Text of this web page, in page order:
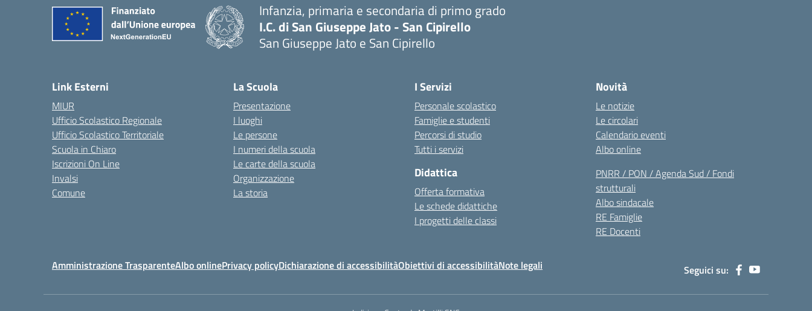
Infanzia, primaria e secondaria di primo grado
I.C. di San Giuseppe Jato - San Cipirello
San Giuseppe Jato e San Cipirello
Link Esterni
MIUR
Ufficio Scolastico Regionale
Ufficio Scolastico Territoriale
Scuola in Chiaro
Iscrizioni On Line
Invalsi
Comune
La Scuola
Presentazione
I luoghi
Le persone
I numeri della scuola
Le carte della scuola
Organizzazione
La storia
I Servizi
Personale scolastico
Famiglie e studenti
Percorsi di studio
Tutti i servizi
Didattica
Offerta formativa
Le schede didattiche
I progetti delle classi
Novità
Le notizie
Le circolari
Calendario eventi
Albo online
PNRR / PON / Agenda Sud / Fondi
strutturali
Albo sindacale
RE Famiglie
RE Docenti
Amministrazione TrasparenteAlbo onlinePrivacy policyDichiarazione di accessibilitàObiettivi di accessibilitàNote legali Seguici su: